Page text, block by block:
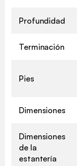
Profundidad
Terminación
Pies
Dimensiones
Dimensiones
de la
estantería